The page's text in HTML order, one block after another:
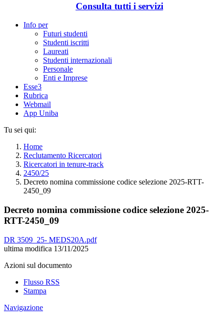
Consulta tutti i servizi
Info per
Futuri studenti
Studenti iscritti
Laureati
Studenti internazionali
Personale
Enti e Imprese
Esse3
Rubrica
Webmail
App Uniba
Tu sei qui:
Home
Reclutamento Ricercatori
Ricercatori in tenure-track
2450/25
Decreto nomina commissione codice selezione 2025-RTT-
2450_09
Decreto nomina commissione codice selezione 2025-
RTT-2450_09
DR 3509_25- MEDS20A.pdf
ultima modifica 13/11/2025
Azioni sul documento
Flusso RSS
Stampa
Navigazione